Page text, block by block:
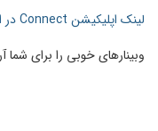
لینک اپلیکیشن Connect در اپ استور
وبینارهای خوبی را برای شما